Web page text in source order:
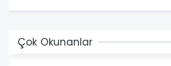
Çok Okunanlar